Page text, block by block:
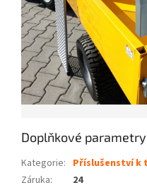
Doplňkové parametry
Kategorie: Příslušenství k
Záruka: 24